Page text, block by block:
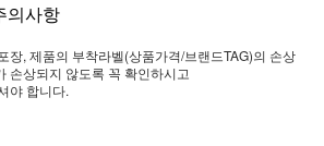
의사항
장, 제품의 부착라벨(상품가격/브랜드TAG)의 손상
손상되지 않도록 꼭 확인하시고
야 합니다.